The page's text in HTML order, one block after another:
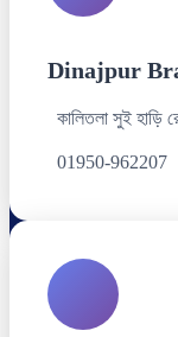
Dinajpur
কালিতলা সুই হাড়ি
01950-962207